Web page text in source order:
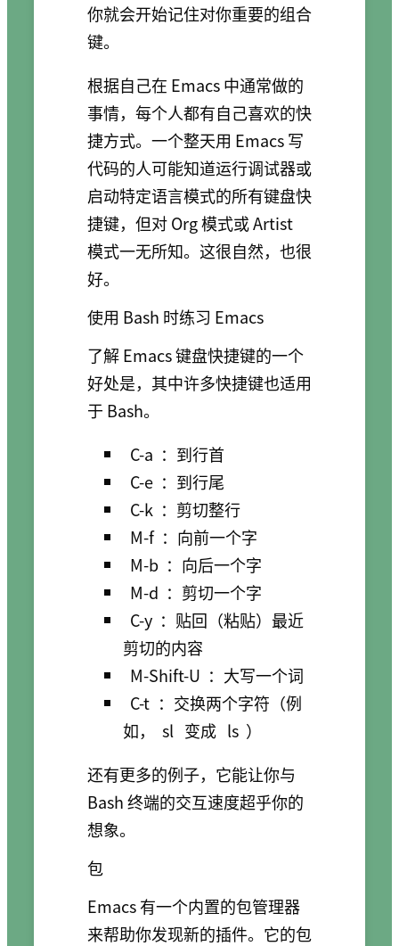
你就会开始记住对你重要的组合
键。
根据自己在 Emacs 中通常做的
事情，每个人都有自己喜欢的快
捷方式。一个整天用 Emacs 写
代码的人可能知道运行调试器或
启动特定语言模式的所有键盘快
捷键，但对 Org 模式或 Artist
模式一无所知。这很自然，也很
好。
使用 Bash 时练习 Emacs
了解 Emacs 键盘快捷键的一个
好处是，其中许多快捷键也适用
于 Bash。
C-a ：到行首
C-e ：到行尾
C-k ：剪切整行
M-f ：向前一个字
M-b ：向后一个字
M-d ：剪切一个字
C-y ：贴回（粘贴）最近
剪切的内容
M-Shift-U ：大写一个词
C-t ：交换两个字符（例
如，
sl 变成 ls ）
还有更多的例子，它能让你与
Bash 终端的交互速度超乎你的
想象。
包
Emacs 有一个内置的包管理器
来帮助你发现新的插件。它的包